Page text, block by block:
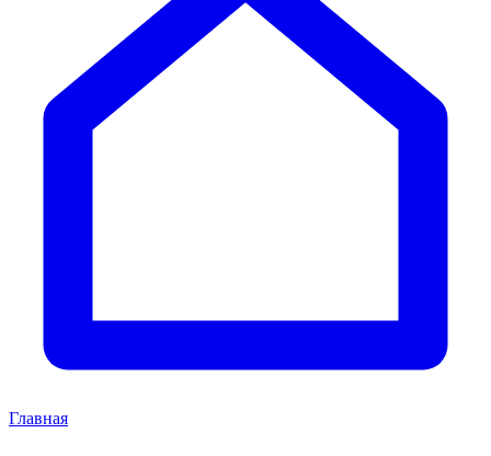
Главная